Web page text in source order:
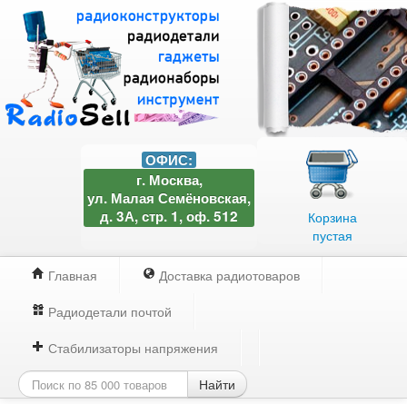
Корзина
пустая
ОФИС:
г. Москва,
ул. Малая Семёновская,
д. 3А, стр. 1, оф. 512
Главная
Доставка радиотоваров
Радиодетали почтой
Стабилизаторы напряжения
Найти